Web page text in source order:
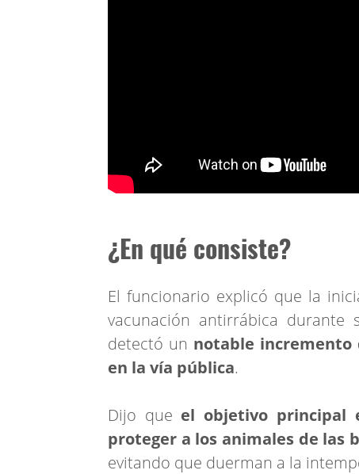
¿En qué consiste?
El funcionario explicó que la
vacunación antirrábica durante
detectó un notable incremento
en la vía pública.
Dijo que el objetivo principal
proteger a los animales de las
evitando que duerman a la